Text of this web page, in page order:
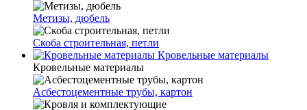
Метизы, дюбель
Скоба строительная, петли
Кровельные материалы
Кровельные материалы
Асбестоцементные трубы, картон